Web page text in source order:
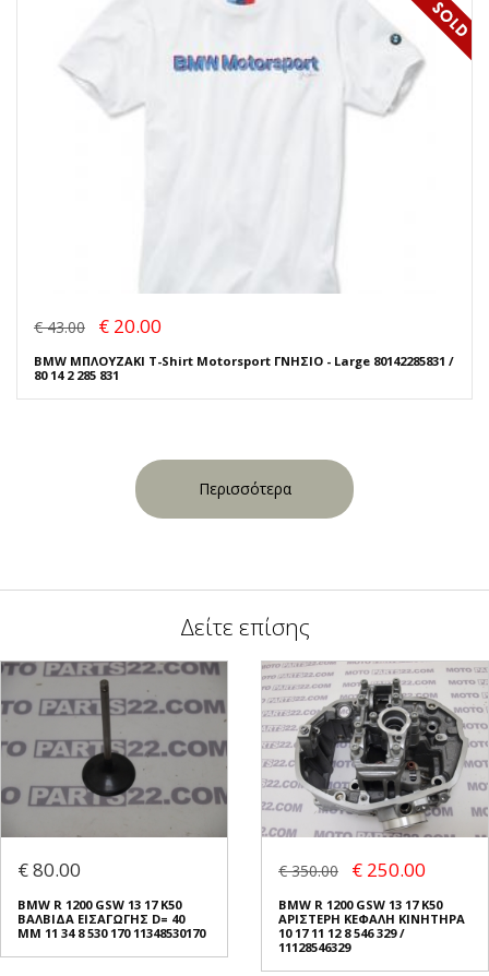
€ 43.00 € 20.00
BMW ΜΠΛΟΥΖΑΚΙ T-Shirt Motorsport ΓΝΗΣΙΟ - Large 80142285831 /
80 14 2 285 831
Περισσότερα
Δείτε επίσης
€ 80.00
BMW R 1200 GSW 13 17 K50
ΒΑΛΒΙΔΑ ΕΙΣΑΓΩΓΗΣ D= 40
MM 11 34 8 530 170 11348530170
€ 350.00 € 250.00
BMW R 1200 GSW 13 17 K50
ΑΡΙΣΤΕΡΗ ΚΕΦΑΛΗ ΚΙΝΗΤΗΡΑ
10 17 11 12 8 546 329 /
11128546329